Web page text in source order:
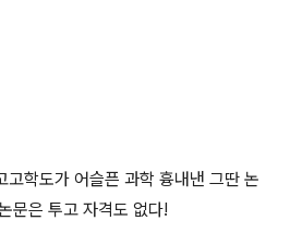
고학도가 어슬픈 과학 흉내낸 그딴 논
문은 투고 자격도 없다!